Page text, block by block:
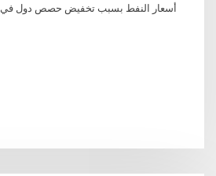
أسعار النفط بسبب تخفيض حصص دول في (أوبك)